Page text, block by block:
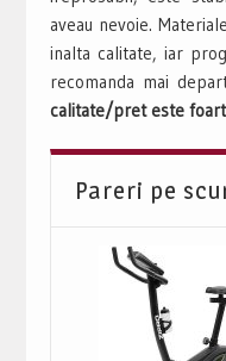
aveau nevoie.
inalta calitate, iar
recomanda mai
calitate/pret este
Pareri pe